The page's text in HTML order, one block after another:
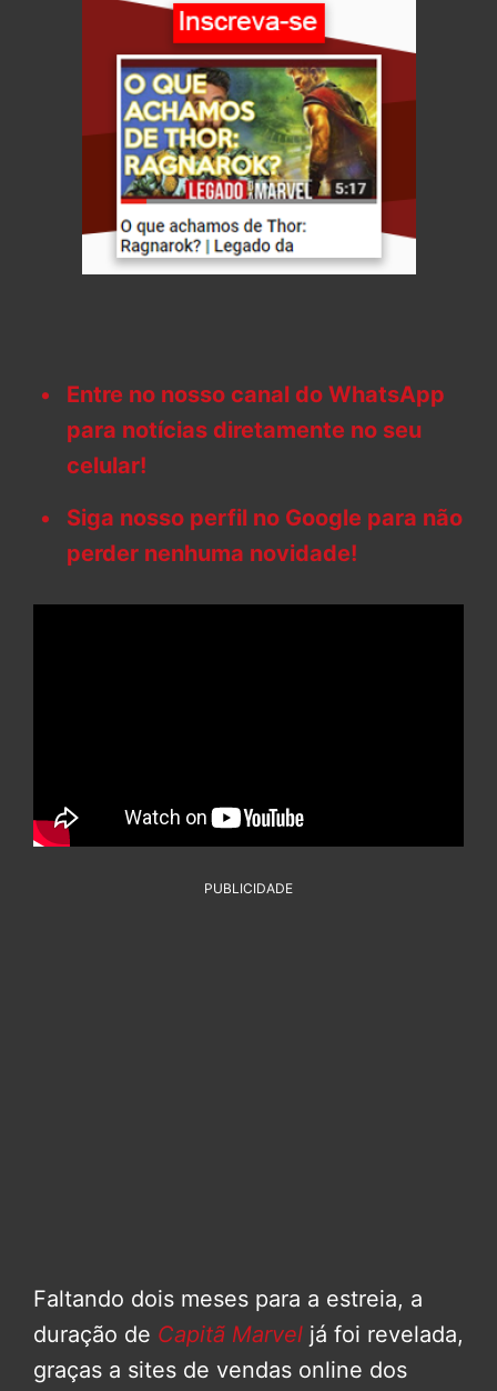
Entre no nosso canal do WhatsApp
para notícias diretamente no seu
celular!
Siga nosso perfil no Google para não
perder nenhuma novidade!
PUBLICIDADE
Faltando dois meses para a estreia, a
duração de Capitã Marvel já foi revelada,
graças a sites de vendas online dos